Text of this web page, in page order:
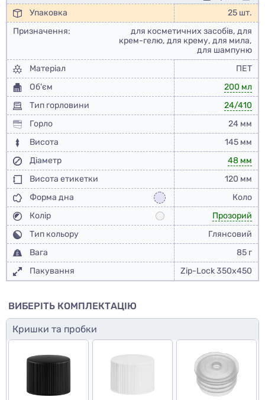
Упаковка
25 шт.
Призначення:
для косметичних засобів, для
крем-гелю, для крему, для мила,
для шампуню
Матеріал
ПЕТ
Об'єм
200 мл
Тип горловини
24/410
Горло
24 мм
Висота
145 мм
Діаметр
48 мм
Висота етикетки
120 мм
Форма дна
Коло
Колір
Прозорий
Тип кольору
Глянсовий
Вага
85 г
Пакування
Zip-Lock 350x450
ВИБЕРІТЬ КОМПЛЕКТАЦІЮ
Кришки та пробки